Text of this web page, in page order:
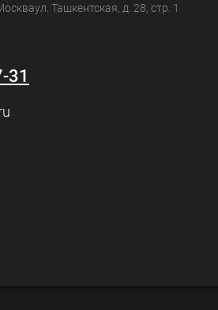
Ташкентская, д. 28, стр. 1
31